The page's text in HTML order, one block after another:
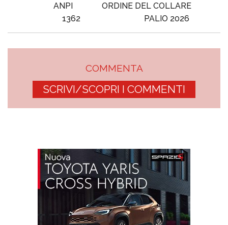
ANPI
ORDINE DEL COLLARE
1362
PALIO 2026
COMMENTA
SCRIVI/SCOPRI I COMMENTI